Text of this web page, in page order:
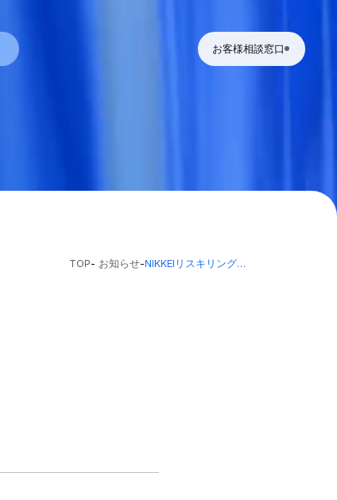
お客様相談窓口
TOP- お知らせ- NIKKEIリスキリングにて代表三上のインタビューが掲載されました